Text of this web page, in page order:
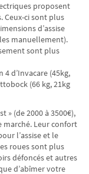
proposent
Ceux-ci sont plus
d’assise
manuellement).
sont plus
d’Invacare (45kg,
(66 kg, 21kg
» (de 2000 à 3500€),
marché. Leur confort
l’assise et le
roues sont plus
défoncés et autres
d’abîmer votre